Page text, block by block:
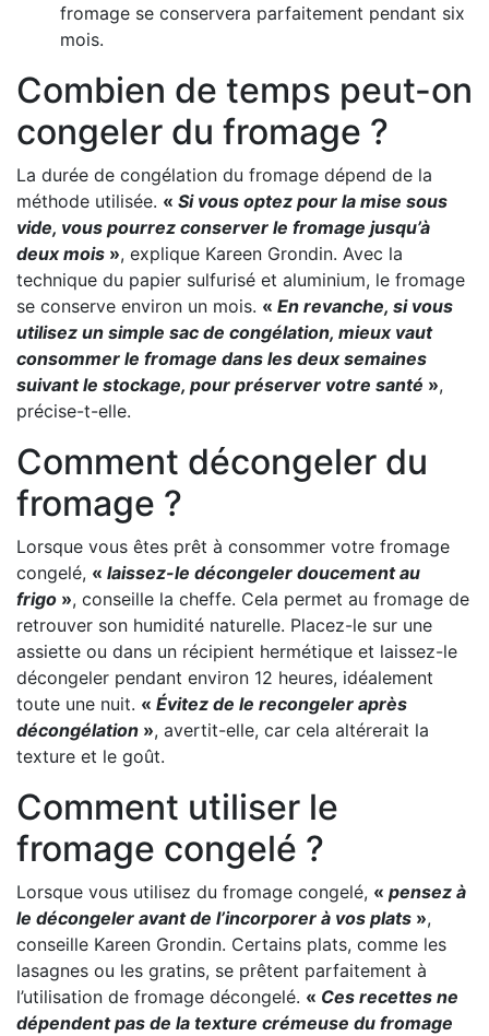
fromage se conservera parfaitement pendant six
mois.
Combien de temps peut-on
congeler du fromage ?
La durée de congélation du fromage dépend de la
méthode utilisée. « Si vous optez pour la mise sous
vide, vous pourrez conserver le fromage jusqu’à
deux mois », explique Kareen Grondin. Avec la
technique du papier sulfurisé et aluminium, le fromage
se conserve environ un mois. « En revanche, si vous
utilisez un simple sac de congélation, mieux vaut
consommer le fromage dans les deux semaines
suivant le stockage, pour préserver votre santé »,
précise-t-elle.
Comment décongeler du
fromage ?
Lorsque vous êtes prêt à consommer votre fromage
congelé, « laissez-le décongeler doucement au
frigo », conseille la cheffe. Cela permet au fromage de
retrouver son humidité naturelle. Placez-le sur une
assiette ou dans un récipient hermétique et laissez-le
décongeler pendant environ 12 heures, idéalement
toute une nuit. « Évitez de le recongeler après
décongélation », avertit-elle, car cela altérerait la
texture et le goût.
Comment utiliser le
fromage congelé ?
Lorsque vous utilisez du fromage congelé, « pensez à
le décongeler avant de l’incorporer à vos plats »,
conseille Kareen Grondin. Certains plats, comme les
lasagnes ou les gratins, se prêtent parfaitement à
l’utilisation de fromage décongelé. « Ces recettes ne
dépendent pas de la texture crémeuse du fromage